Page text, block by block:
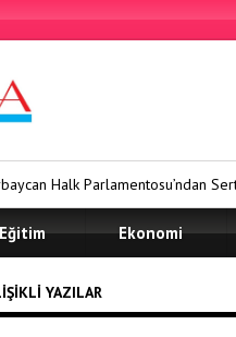
Sert Tepki: “Hak
Ekonomi
YAZILAR